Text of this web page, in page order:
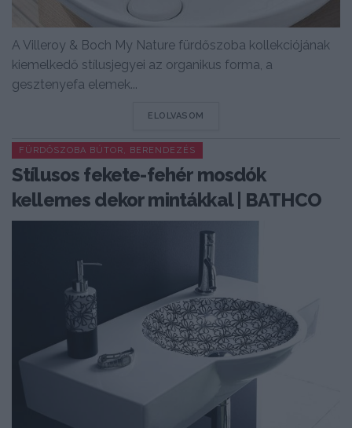
A Villeroy & Boch My Nature fürdőszoba kollekciójának
kiemelkedő stílusjegyei az organikus forma, a
gesztenyefa elemek...
ELOLVASOM
FÜRDŐSZOBA BÚTOR, BERENDEZÉS
Stílusos fekete-fehér mosdók
kellemes dekor mintákkal | BATHCO